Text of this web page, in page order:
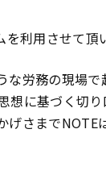
利用させて頂
な労務の現場
想に基づく切
げさまでNOTE